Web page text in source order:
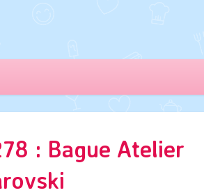
: Bague Atelier